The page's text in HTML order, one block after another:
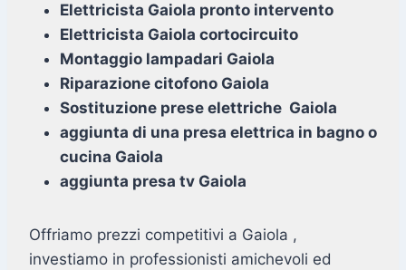
Elettricista Gaiola pronto intervento
Elettricista Gaiola cortocircuito
Montaggio lampadari Gaiola
Riparazione citofono Gaiola
Sostituzione prese elettriche Gaiola
aggiunta di una presa elettrica in bagno o
cucina Gaiola
aggiunta presa tv Gaiola
Offriamo prezzi competitivi a Gaiola ,
investiamo in professionisti amichevoli ed